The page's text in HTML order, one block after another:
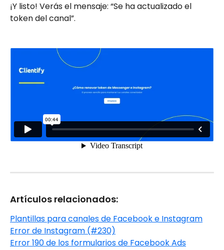
¡Y listo! Verás el mensaje: “Se ha actualizado el
token del canal”.
Artículos relacionados:
Plantillas para canales de Facebook e Instagram
Error de Instagram (#230)
Error 190 de los formularios de Facebook Ads